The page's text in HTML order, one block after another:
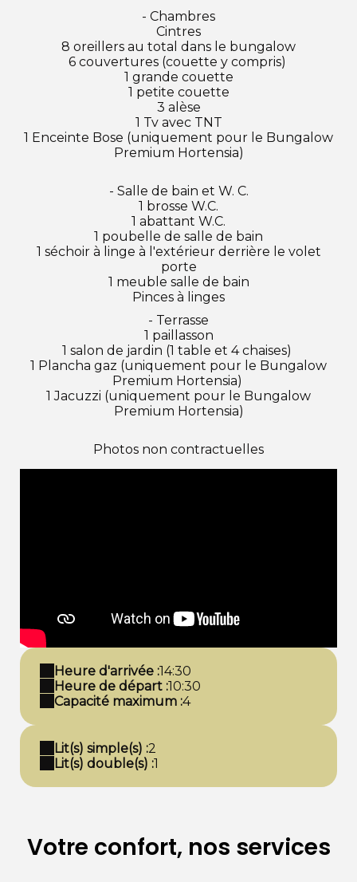
- Chambres
Cintres
8 oreillers au total dans le bungalow
6 couvertures (couette y compris)
1 grande couette
1 petite couette
3 alèse
1 Tv avec TNT
1 Enceinte Bose (uniquement pour le Bungalow
Premium Hortensia)
- Salle de bain et W. C.
1 brosse W.C.
1 abattant W.C.
1 poubelle de salle de bain
1 séchoir à linge à l'extérieur derrière le volet
porte
1 meuble salle de bain
Pinces à linges
- Terrasse
1 paillasson
1 salon de jardin (1 table et 4 chaises)
1 Plancha gaz (uniquement pour le Bungalow
Premium Hortensia)
1 Jacuzzi (uniquement pour le Bungalow
Premium Hortensia)
Photos non contractuelles
Heure d'arrivée :14:30
Heure de départ :10:30
Capacité maximum :4
Lit(s) simple(s) :2
Lit(s) double(s) :1
Votre confort, nos services